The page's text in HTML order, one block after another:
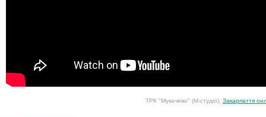
ТРК "Мукачево" (М-студіо), Закарпаття